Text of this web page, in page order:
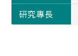
研究專長